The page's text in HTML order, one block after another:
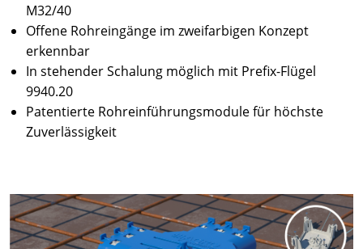
M32/40
Offene Rohreingänge im zweifarbigen Konzept
erkennbar
In stehender Schalung möglich mit Prefix-Flügel
9940.20
Patentierte Rohreinführungsmodule für höchste
Zuverlässigkeit